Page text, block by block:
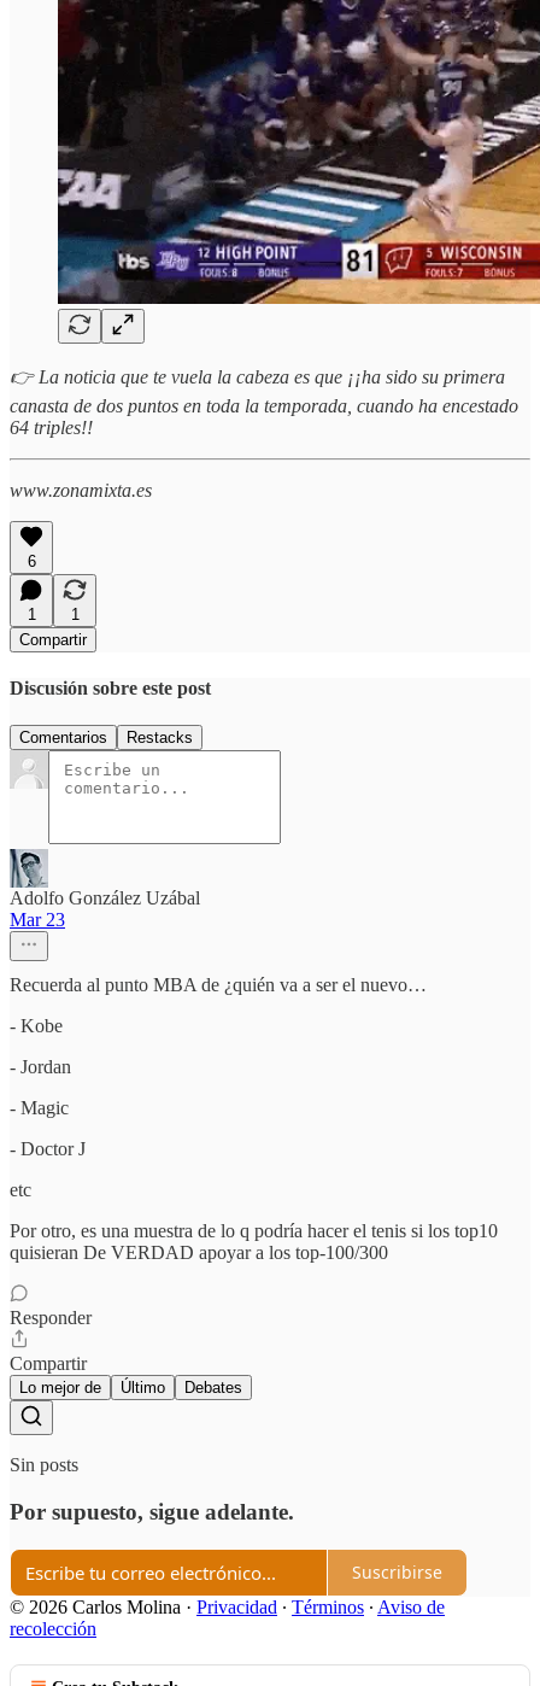
👉 La noticia que te vuela la cabeza es que ¡¡ha sido su primera
canasta de dos puntos en toda la temporada, cuando ha encestado
64 triples!!
www.zonamixta.es
6
1
1
Compartir
Discusión sobre este post
Comentarios Restacks
Adolfo González Uzábal
Mar 23
Recuerda al punto MBA de ¿quién va a ser el nuevo…
- Kobe
- Jordan
- Magic
- Doctor J
etc
Por otro, es una muestra de lo q podría hacer el tenis si los top10
quisieran De VERDAD apoyar a los top-100/300
Responder
Compartir
Lo mejor de Último Debates
Sin posts
Por supuesto, sigue adelante.
Suscribirse
© 2026 Carlos Molina · Privacidad ∙ Términos ∙ Aviso de
recolección